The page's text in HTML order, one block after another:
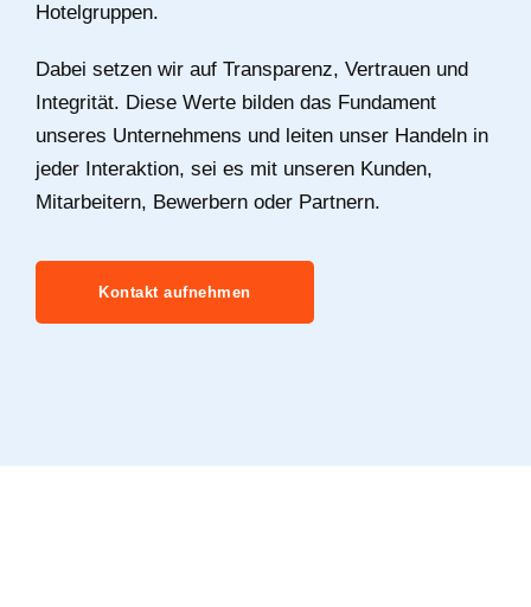
Hotelgruppen.
Dabei setzen wir auf Transparenz, Vertrauen und
Integrität. Diese Werte bilden das Fundament
unseres Unternehmens und leiten unser Handeln in
jeder Interaktion, sei es mit unseren Kunden,
Mitarbeitern, Bewerbern oder Partnern.
Kontakt aufnehmen